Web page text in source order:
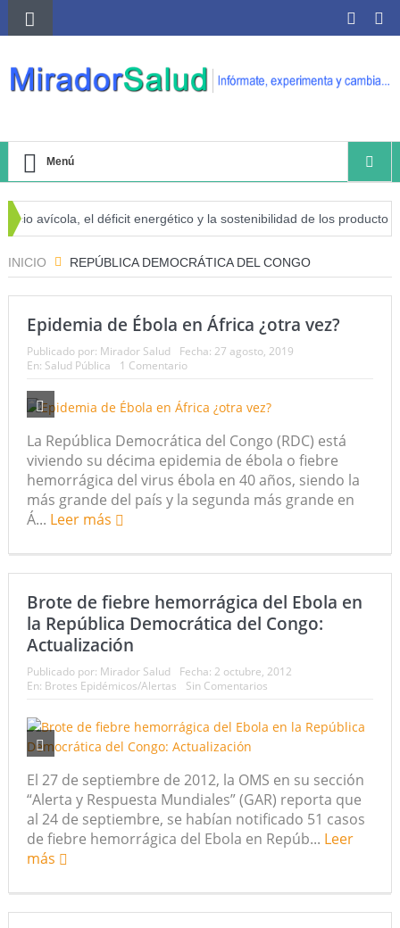
Menú
avícola, el déficit energético y la sostenibilidad de los productores
INICIO REPÚBLICA DEMOCRÁTICA DEL CONGO
Epidemia de Ébola en África ¿otra vez?
Publicado por: Mirador Salud Fecha: 27 agosto, 2019
En: Salud Pública 1 Comentario
La República Democrática del Congo (RDC) está
viviendo su décima epidemia de ébola o fiebre
hemorrágica del virus ébola en 40 años, siendo la
más grande del país y la segunda más grande en
Á... Leer más
Brote de fiebre hemorrágica del Ebola en
la República Democrática del Congo:
Actualización
Publicado por: Mirador Salud Fecha: 2 octubre, 2012
En: Brotes Epidémicos/Alertas Sin Comentarios
El 27 de septiembre de 2012, la OMS en su sección
“Alerta y Respuesta Mundiales” (GAR) reporta que
al 24 de septiembre, se habían notificado 51 casos
de fiebre hemorrágica del Ebola en Repúb... Leer
más